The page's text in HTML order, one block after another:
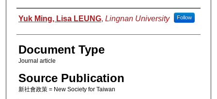
Authors
Yuk Ming, Lisa LEUNG, Lingnan University Follow
Document Type
Journal article
Source Publication
新社會政策 = New Society for Taiwan